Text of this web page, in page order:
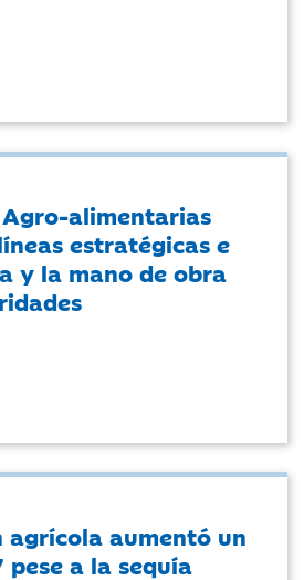
alimentarias
estratégicas e
y la mano de obra
agrícola aumentó un
a la sequía